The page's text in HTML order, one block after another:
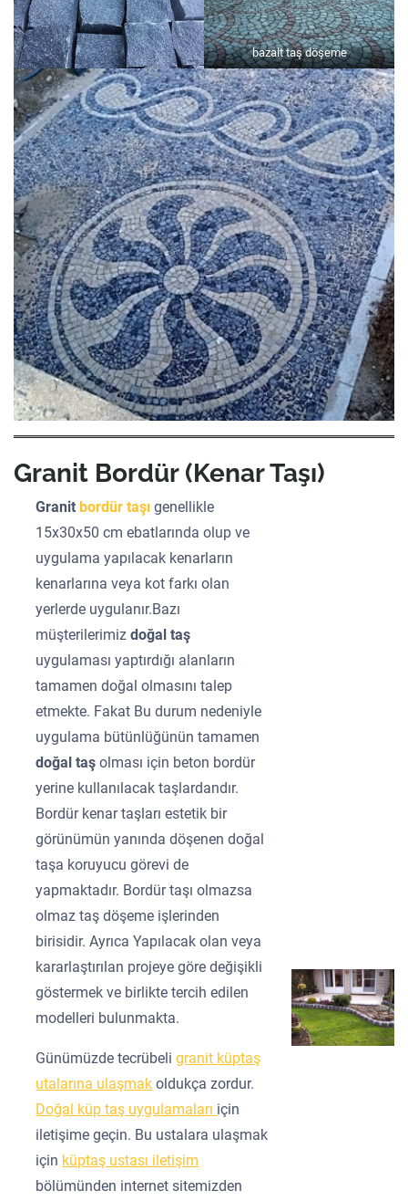
bazalt taş döşeme
Granit Bordür (Kenar Taşı)
Granitbordür taşı genellikle
15x30x50 cm ebatlarında olup ve
uygulama yapılacak kenarların
kenarlarına veya kot farkı olan
yerlerde uygulanır.Bazı
müşterilerimizdoğal taş
uygulaması yaptırdığı alanların
tamamen doğal olmasını talep
etmekte. Fakat Bu durum nedeniyle
uygulama bütünlüğünün tamamen
doğal taşolması için beton bordür
yerine kullanılacak taşlardandır.
Bordür kenar taşları estetik bir
görünümün yanında döşenen doğal
taşa koruyucu görevi de
yapmaktadır. Bordür taşı olmazsa
olmaz taş döşeme işlerinden
birisidir. Ayrıca Yapılacak olan veya
kararlaştırılan projeye göre değişikli
göstermek ve birlikte tercih edilen
modelleri bulunmakta.
Günümüzde tecrübeligranit küptaş
utalarına ulaşmak oldukça zordur.
Doğal küp taş uygulamaları için
iletişime geçin. Bu ustalara ulaşmak
için küptaş ustası iletişim
bölümünden internet sitemizden